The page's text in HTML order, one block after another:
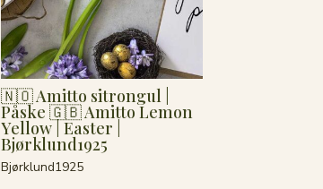
🇳🇴 Amitto sitrongul |
Påske 🇬🇧 Amitto Lemon
Yellow | Easter |
Bjørklund1925
Bjørklund1925